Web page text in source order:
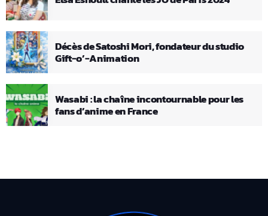
Décès de Satoshi Mori, fondateur du studio
Gift-o’-Animation
Wasabi : la chaîne incontournable pour les
fans d’anime en France